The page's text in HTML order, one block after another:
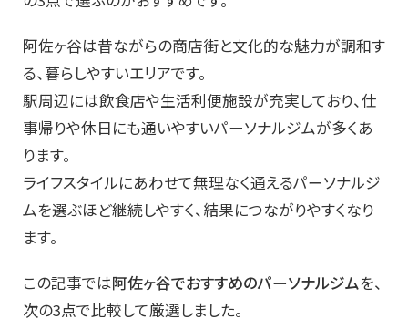
阿佐ヶ谷は昔ながらの商店街と文化的な魅力が調和す
る、暮らしやすいエリアです。
駅周辺には飲食店や生活利便施設が充実しており、仕
事帰りや休日にも通いやすいパーソナルジムが多くあ
ります。
ライフスタイルにあわせて無理なく通えるパーソナルジ
ムを選ぶほど継続しやすく、結果につながりやすくなり
ます。
この記事では阿佐ヶ谷でおすすめのパーソナルジムを、
次の3点で比較して厳選しました。